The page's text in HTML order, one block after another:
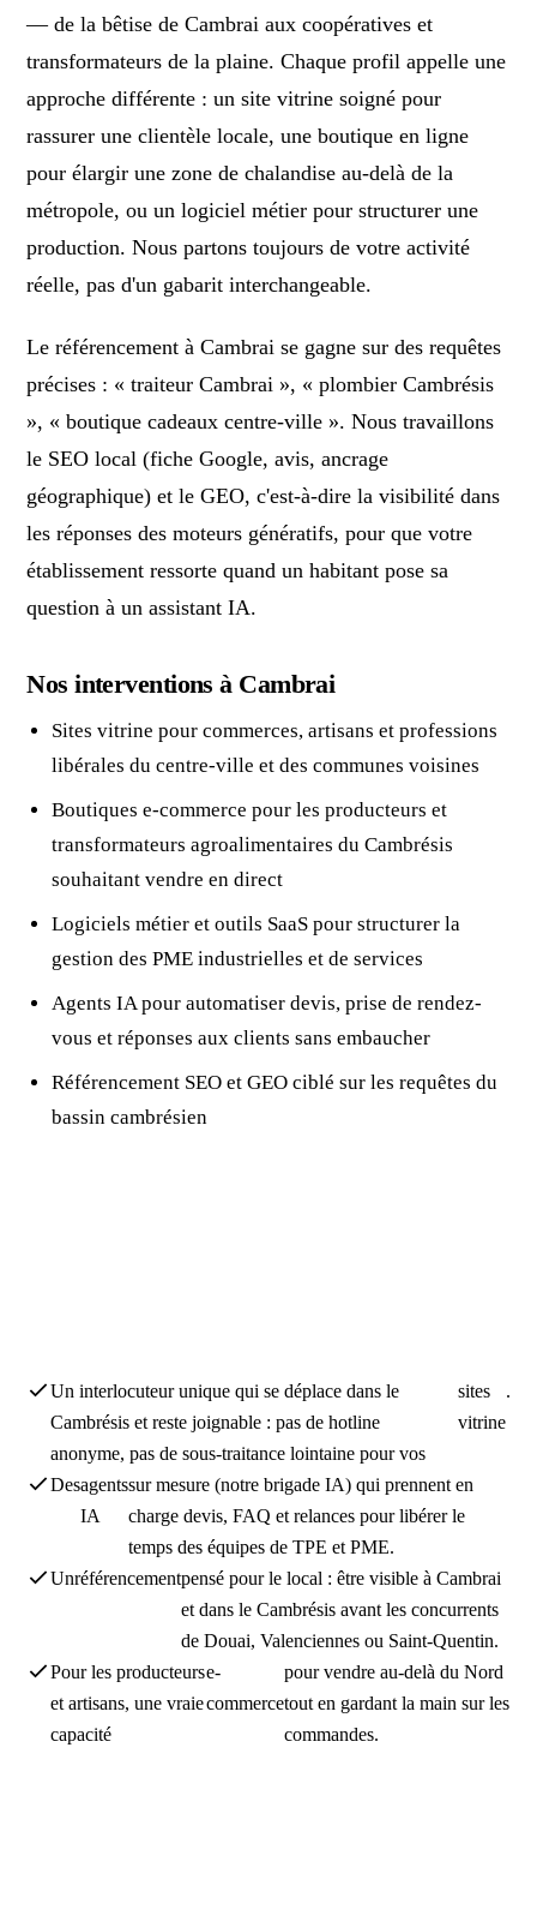
— de la bêtise de Cambrai aux coopératives et
transformateurs de la plaine. Chaque profil appelle une
approche différente : un site vitrine soigné pour
rassurer une clientèle locale, une boutique en ligne
pour élargir une zone de chalandise au-delà de la
métropole, ou un logiciel métier pour structurer une
production. Nous partons toujours de votre activité
réelle, pas d'un gabarit interchangeable.
Le référencement à Cambrai se gagne sur des requêtes
précises : « traiteur Cambrai », « plombier Cambrésis
», « boutique cadeaux centre-ville ». Nous travaillons
le SEO local (fiche Google, avis, ancrage
géographique) et le GEO, c'est-à-dire la visibilité dans
les réponses des moteurs génératifs, pour que votre
établissement ressorte quand un habitant pose sa
question à un assistant IA.
Nos interventions à Cambrai
Sites vitrine pour commerces, artisans et professions
libérales du centre-ville et des communes voisines
Boutiques e-commerce pour les producteurs et
transformateurs agroalimentaires du Cambrésis
souhaitant vendre en direct
Logiciels métier et outils SaaS pour structurer la
gestion des PME industrielles et de services
Agents IA pour automatiser devis, prise de rendez-
vous et réponses aux clients sans embaucher
Référencement SEO et GEO ciblé sur les requêtes du
bassin cambrésien
Un interlocuteur unique qui se déplace dans le
Cambrésis et reste joignable : pas de hotline
anonyme, pas de sous-traitance lointaine pour vos
sites
vitrine
.
Desagents
IA
sur mesure (notre brigade IA) qui prennent en
charge devis, FAQ et relances pour libérer le
temps des équipes de TPE et PME.
Unréférencementpensé pour le local : être visible à Cambrai
et dans le Cambrésis avant les concurrents
de Douai, Valenciennes ou Saint-Quentin.
Pour les producteurs
et artisans, une vraie
capacité
e-
commerce
pour vendre au-delà du Nord
tout en gardant la main sur les
commandes.